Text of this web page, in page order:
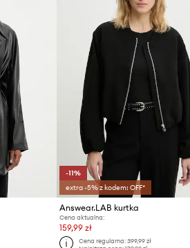
-11%
extra -5% z kodem: OFF*
Answear.LAB kurtka
Cena aktualna:
159,99 zł
Cena regularna: 399,99 zł